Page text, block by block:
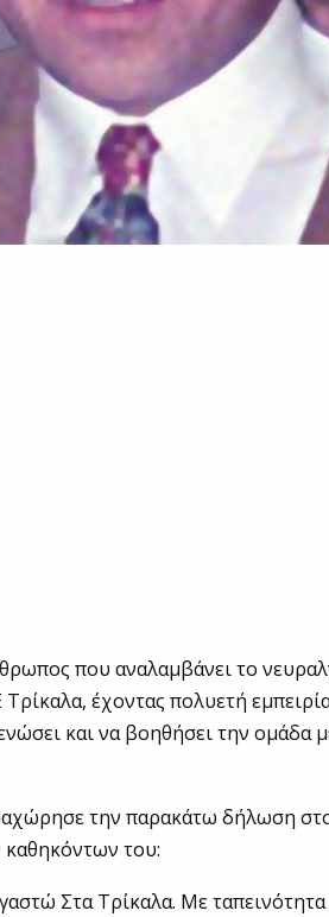
που αναλαμβάνει το
έχοντας πολυετή
και να βοηθήσει την ομάδα
την παρακάτω δήλωση
του:
Στα Τρίκαλα. Με